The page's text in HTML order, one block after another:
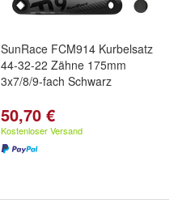
SunRace FCM914 Kurbelsatz
44-32-22 Zähne 175mm
3x7/8/9-fach Schwarz
50,70 €
Kostenloser Versand